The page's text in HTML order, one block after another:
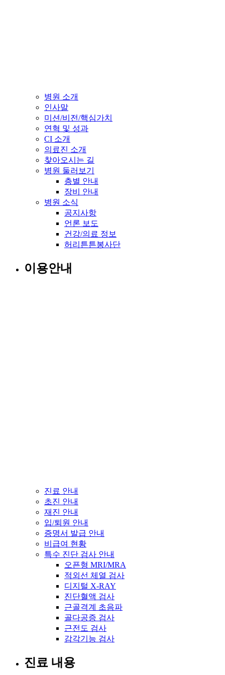
병원 소개
인사말
미션/비전/핵심가치
연혁 및 성과
CI 소개
의료진 소개
찾아오시는 길
병원 둘러보기
층별 안내
장비 안내
병원 소식
공지사항
언론 보도
건강/의료 정보
허리튼튼봉사단
이용안내
진료 안내
초진 안내
재진 안내
입/퇴원 안내
증명서 발급 안내
비급여 현황
특수 진단 검사 안내
오픈형 MRI/MRA
적외선 체열 검사
디지털 X-RAY
진단혈액 검사
근골격계 초음파
골다공증 검사
근전도 검사
감각기능 검사
진료 내용